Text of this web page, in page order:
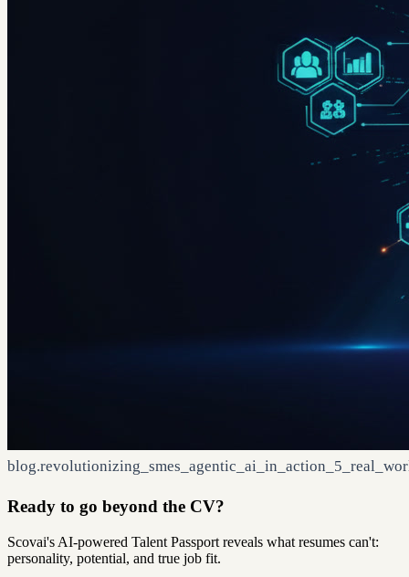
Ready to go beyond the CV?
Scovai's AI-powered Talent Passport reveals what resumes can't:
personality, potential, and true job fit.